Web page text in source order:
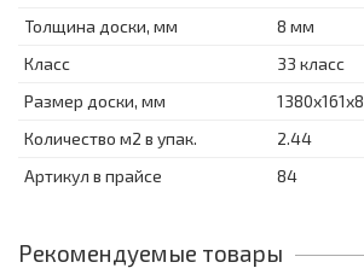
Толщина доски, мм
8 мм
Класс
33 класс
Размер доски, мм
1380х161х8
Количество м2 в упак.
2.44
Артикул в прайсе
84
Рекомендуемые товары